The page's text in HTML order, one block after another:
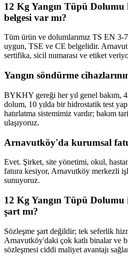
12 Kg Yangın Tüpü Dolumu
belgesi var mı?
Tüm ürün ve dolumlarımız TS EN 3-
uygun, TSE ve CE belgelidir.
sertifika, sicil numarası ve etiket
Yangın söndürme
BYKHY gereği her yıl genel bakım,
dolum, 10 yılda bir hidrostatik test
hatırlatma sistemimiz vardır; bakım
ulaşıyoruz.
Arnavutköy'da kurumsal
Evet. Şirket, site yönetimi, okul,
fatura kesiyor, Arnavutköy merkezli
sunuyoruz.
12 Kg Yangın Tüpü Dolumu
şart mı?
Sözleşme şart değildir; tek seferlik
Arnavutköy'daki çok katlı binalar ve
sözleşmesi ciddi maliyet avantajı